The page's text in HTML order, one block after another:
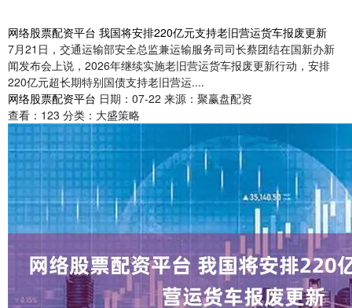
网络股票配资平台 我国将安排220亿元支持老旧营运货车报废更新
7月21日，交通运输部安全总监兼运输服务司司长蔡团结在国新办新
闻发布会上说，2026年继续实施老旧营运货车报废更新行动，安排
220亿元超长期特别国债支持老旧营运....
网络股票配资平台 日期：07-22 来源：聚赢盘配资
查看： 123 分类： 大盛策略